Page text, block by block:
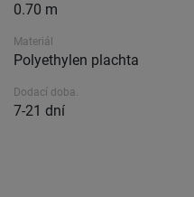
0.70 m
Materiál
Polyethylen plachta
Dodací doba.
7-21 dní